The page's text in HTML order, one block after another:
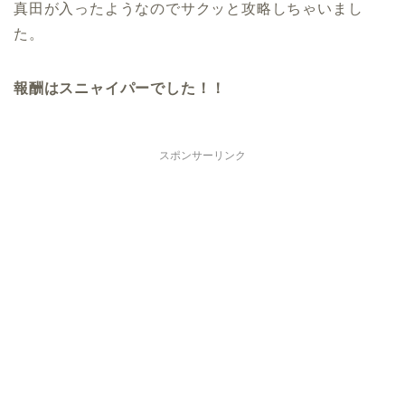
真田が入ったようなのでサクッと攻略しちゃいまし
た。
報酬はスニャイパーでした！！
スポンサーリンク